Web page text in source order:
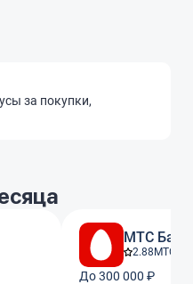
за покупки,
МТС Банк
2.88МТС
До 300 000 ₽